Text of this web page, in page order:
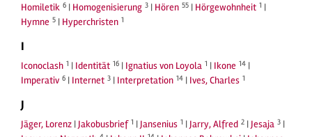
Homiletik 6 | Homogenisierung 3 | Hören 55 | Hörgewohnheit 1 |
Hymne 5 | Hyperchristen 1
I
Iconoclash 1 | Identität 16 | Ignatius von Loyola 1 | Ikone 14 |
Imperativ 6 | Internet 3 | Interpretation 14 | Ives, Charles 1
J
Jäger, Lorenz | Jakobusbrief 1 | Jansenius 1 | Jarry, Alfred 2 | Jesaja 3 |